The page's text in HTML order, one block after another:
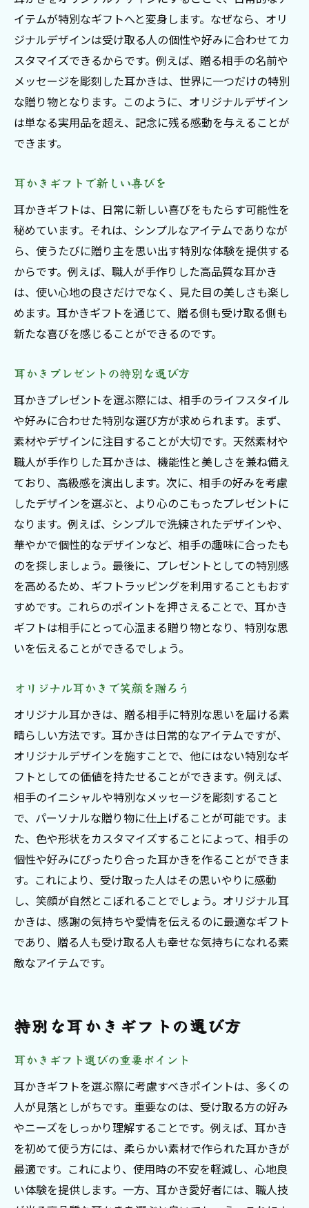
イテムが特別なギフトへと変身します。なぜなら、オリ
ジナルデザインは受け取る人の個性や好みに合わせてカ
スタマイズできるからです。例えば、贈る相手の名前や
メッセージを彫刻した耳かきは、世界に一つだけの特別
な贈り物となります。このように、オリジナルデザイン
は単なる実用品を超え、記念に残る感動を与えることが
できます。
耳かきギフトで新しい喜びを
耳かきギフトは、日常に新しい喜びをもたらす可能性を
秘めています。それは、シンプルなアイテムでありなが
ら、使うたびに贈り主を思い出す特別な体験を提供する
からです。例えば、職人が手作りした高品質な耳かき
は、使い心地の良さだけでなく、見た目の美しさも楽し
めます。耳かきギフトを通じて、贈る側も受け取る側も
新たな喜びを感じることができるのです。
耳かきプレゼントの特別な選び方
耳かきプレゼントを選ぶ際には、相手のライフスタイル
や好みに合わせた特別な選び方が求められます。まず、
素材やデザインに注目することが大切です。天然素材や
職人が手作りした耳かきは、機能性と美しさを兼ね備え
ており、高級感を演出します。次に、相手の好みを考慮
したデザインを選ぶと、より心のこもったプレゼントに
なります。例えば、シンプルで洗練されたデザインや、
華やかで個性的なデザインなど、相手の趣味に合ったも
のを探しましょう。最後に、プレゼントとしての特別感
を高めるため、ギフトラッピングを利用することもおす
すめです。これらのポイントを押さえることで、耳かき
ギフトは相手にとって心温まる贈り物となり、特別な思
いを伝えることができるでしょう。
オリジナル耳かきで笑顔を贈ろう
オリジナル耳かきは、贈る相手に特別な思いを届ける素
晴らしい方法です。耳かきは日常的なアイテムですが、
オリジナルデザインを施すことで、他にはない特別なギ
フトとしての価値を持たせることができます。例えば、
相手のイニシャルや特別なメッセージを彫刻すること
で、パーソナルな贈り物に仕上げることが可能です。ま
た、色や形状をカスタマイズすることによって、相手の
個性や好みにぴったり合った耳かきを作ることができま
す。これにより、受け取った人はその思いやりに感動
し、笑顔が自然とこぼれることでしょう。オリジナル耳
かきは、感謝の気持ちや愛情を伝えるのに最適なギフト
であり、贈る人も受け取る人も幸せな気持ちになれる素
敵なアイテムです。
特別な耳かきギフトの選び方
耳かきギフト選びの重要ポイント
耳かきギフトを選ぶ際に考慮すべきポイントは、多くの
人が見落としがちです。重要なのは、受け取る方の好み
やニーズをしっかり理解することです。例えば、耳かき
を初めて使う方には、柔らかい素材で作られた耳かきが
最適です。これにより、使用時の不安を軽減し、心地良
い体験を提供します。一方、耳かき愛好者には、職人技